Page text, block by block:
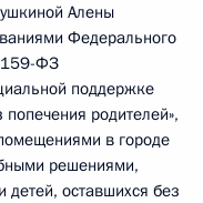
Алены
Федерального
159-ФЗ
поддержке
родителей»,
в городе
решениями,
детей, оставшихся без